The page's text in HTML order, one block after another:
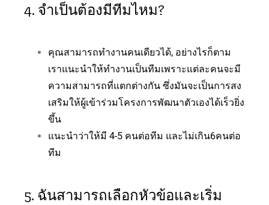
4. จำเป็นต้องมีทีมไหม?
คุณสามารถทำงานคนเดียวได้, อย่างไรก็ตาม
เราแนะนำให้ทำงานเป็นทีมเพราะแต่ละคนจะมี
ความสามารถที่แตกต่างกัน ซึ่งมันจะเป็นการสง
เสริมให้ผู้เข้าร่วมโครงการพัฒนาตัวเองได้เร็วยิ่ง
ขึ้น
แนะนำว่าให้มี 4-5 คนต่อทีม และไม่เกิน6คนต่อ
ทีม
5. ฉันสามารถเลือกหัวข้อและเริ่ม